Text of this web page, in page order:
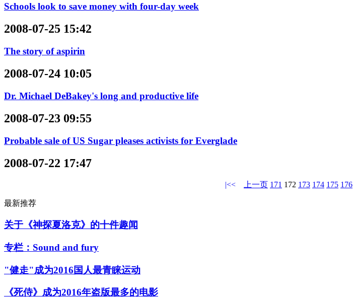
Schools look to save money with four-day week
2008-07-25 15:42
The story of aspirin
2008-07-24 10:05
Dr. Michael DeBakey's long and productive life
2008-07-23 09:55
Probable sale of US Sugar pleases activists for Everglade
2008-07-22 17:47
|<< 上一页 171 172 173 174 175 176
最新推荐
关于《神探夏洛克》的十件趣闻
专栏：Sound and fury
"健走"成为2016国人最青睐运动
《死侍》成为2016年盗版最多的电影